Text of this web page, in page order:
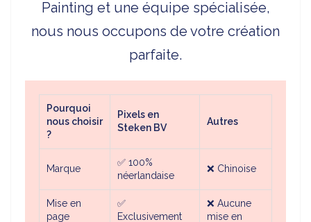
Painting et une équipe spécialisée,
nous nous occupons de votre création
parfaite.
Pourquoi
nous choisir
?
Pixels en
Steken BV
Autres
Marque
✅ 100%
néerlandaise
❌ Chinoise
Mise en
page
✅
Exclusivement
❌ Aucune
mise en